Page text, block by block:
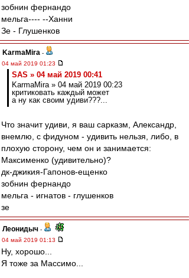
зобнин фернандо
мельга---- --Ханни
Зе - Глушенков
KarmaMira -
04 май 2019 01:23
SAS » 04 май 2019 00:41
KarmaMira » 04 май 2019 00:23
критиковать каждый может
а ну как своим удиви???...
Что значит удиви, я ваш сарказм, Александр,
внемлю, с фидуном - удивить нельзя, либо, в
плохую сторону, чем он и занимается:
Максименко (удивительно)?
дк-джикия-Гапонов-ещенко
зобнин фернандо
мельга - игнатов - глушенков
зе
Леонидыч -
04 май 2019 01:13
Ну, хорошо...
Я тоже за Массимо...